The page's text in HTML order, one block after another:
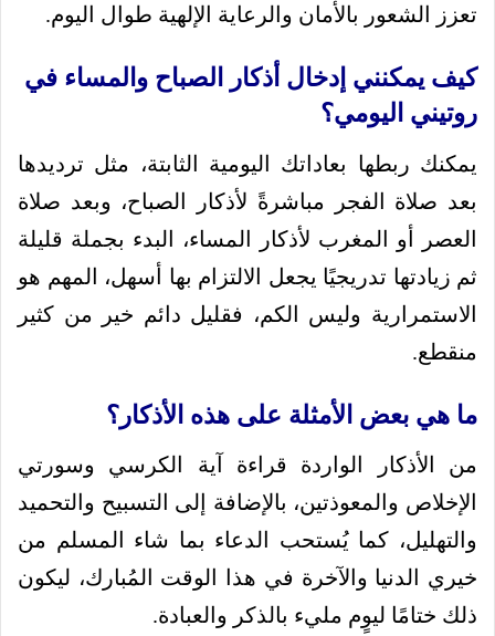
تعزز الشعور بالأمان والرعاية الإلهية طوال اليوم.
كيف يمكنني إدخال أذكار الصباح والمساء في
روتيني اليومي؟
يمكنك ربطها بعاداتك اليومية الثابتة، مثل ترديدها
بعد صلاة الفجر مباشرةً لأذكار الصباح، وبعد صلاة
العصر أو المغرب لأذكار المساء، البدء بجملة قليلة
ثم زيادتها تدريجيًا يجعل الالتزام بها أسهل، المهم هو
الاستمرارية وليس الكم، فقليل دائم خير من كثير
منقطع.
ما هي بعض الأمثلة على هذه الأذكار؟
من الأذكار الواردة قراءة آية الكرسي وسورتي
الإخلاص والمعوذتين، بالإضافة إلى التسبيح والتحميد
والتهليل، كما يُستحب الدعاء بما شاء المسلم من
خيري الدنيا والآخرة في هذا الوقت المُبارك، ليكون
ذلك ختامًا ليوٍم مليء بالذكر والعبادة.